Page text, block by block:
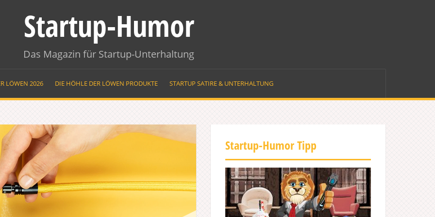
Startup-Humor
Das Magazin für Startup-Unterhaltung
LÖWEN 2026 DIE HÖHLE DER LÖWEN PRODUKTE STARTUP SATIRE & UNTERHALTUNG
Startup-Humor Tipp